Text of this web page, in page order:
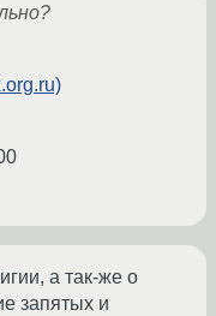
а так-же о
запятых и